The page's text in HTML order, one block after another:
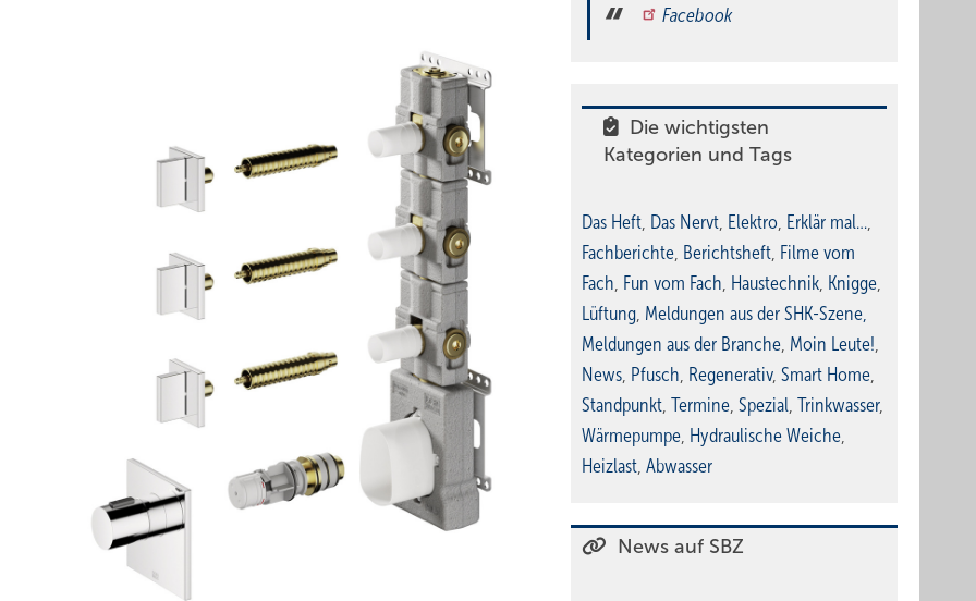
Facebook
Die wichtigsten
Kategorien und Tags
Das Heft, Das Nervt, Elektro, Erklär mal…,
Fachberichte, Berichtsheft, Filme vom
Fach, Fun vom Fach, Haustechnik, Knigge,
Lüftung, Meldungen aus der SHK-Szene,
Meldungen aus der Branche, Moin Leute!,
News, Pfusch, Regenerativ, Smart Home,
Standpunkt, Termine, Spezial, Trinkwasser,
Wärmepumpe, Hydraulische Weiche,
Heizlast, Abwasser
News auf SBZ